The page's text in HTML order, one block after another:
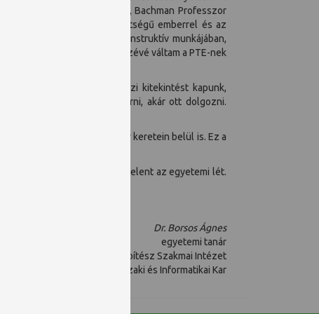
a DI titkára is lettem, Bachman Professzor
érdekes, kiemelkedő tehetségű emberrel és az
az építész képzés konstruktív munkájában,
így hivatalosan is a részévé váltam a PTE-nek
teremt. A PTE-n nemzetközi kitekintést kapunk,
testközelből megismerni, akár ott dolgozni.
gyakorlom az intézmény keretein belül is. Ez a
közötti együttműködést jelent az egyetemi lét.
Dr. Borsos Ágnes
egyetemi tanár
Építész Szakmai Intézet
Műszaki és Informatikai Kar